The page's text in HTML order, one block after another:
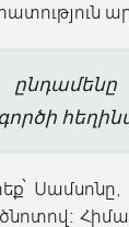
գործի
Սամսոնը,